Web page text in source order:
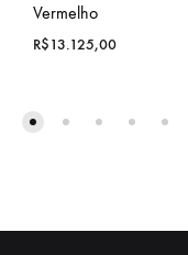
Vermelho
R$13.125,00